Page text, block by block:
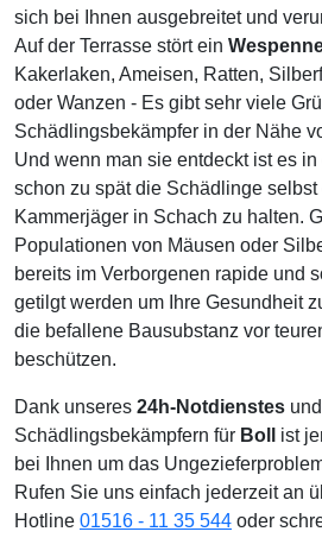
sich bei Ihnen ausgebreitet und
Auf der Terrasse stört ein
Kakerlaken, Ameisen, Ratten,
oder Wanzen - Es gibt sehr viele
Schädlingsbekämpfer in der Nähe
Und wenn man sie entdeckt ist es
schon zu spät die Schädlinge
Kammerjäger in Schach zu halten.
Populationen von Mäusen oder
bereits im Verborgenen rapide und
getilgt werden um Ihre Gesundheit
die befallene Bausubstanz vor
beschützen.
Dank unseres 24h-Notdienstes
Schädlingsbekämpfern für Boll
ist
bei Ihnen um das
Rufen Sie uns einfach jederzeit an
Hotline 01516 - 11 35 544 oder